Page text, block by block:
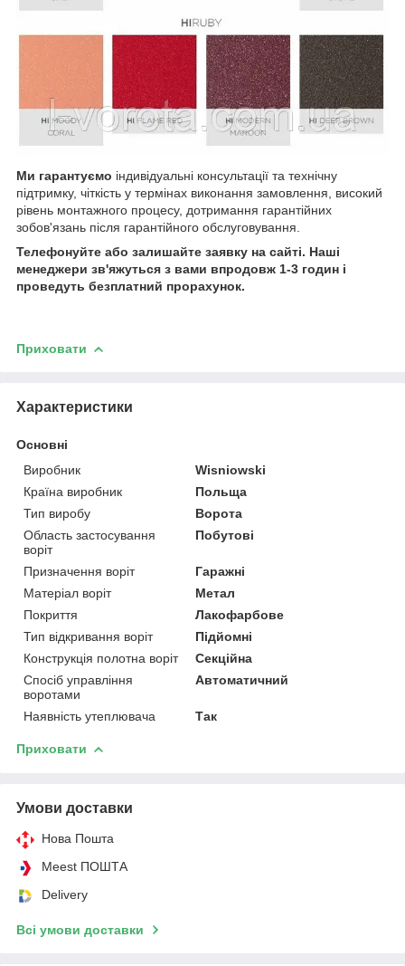
Ми гарантуємо індивідуальні консультації та технічну
підтримку, чіткість у термінах виконання замовлення, високий
рівень монтажного процесу, дотримання гарантійних
зобов'язань після гарантійного обслуговування.
Телефонуйте або залишайте заявку на сайті. Наші
менеджери зв'яжуться з вами впродовж 1-3 годин і
проведуть безплатний прорахунок.
Приховати
Характеристики
Основні
Виробник
Wisniowski
Країна виробник
Польща
Тип виробу
Ворота
Область застосування
воріт
Побутові
Призначення воріт
Гаражні
Матеріал воріт
Метал
Покриття
Лакофарбове
Тип відкривання воріт
Підйомні
Конструкція полотна воріт
Секційна
Спосіб управління
воротами
Автоматичний
Наявність утеплювача Так
Приховати
Умови доставки
Нова Пошта
Meest ПОШТА
Delivery
Всі умови доставки